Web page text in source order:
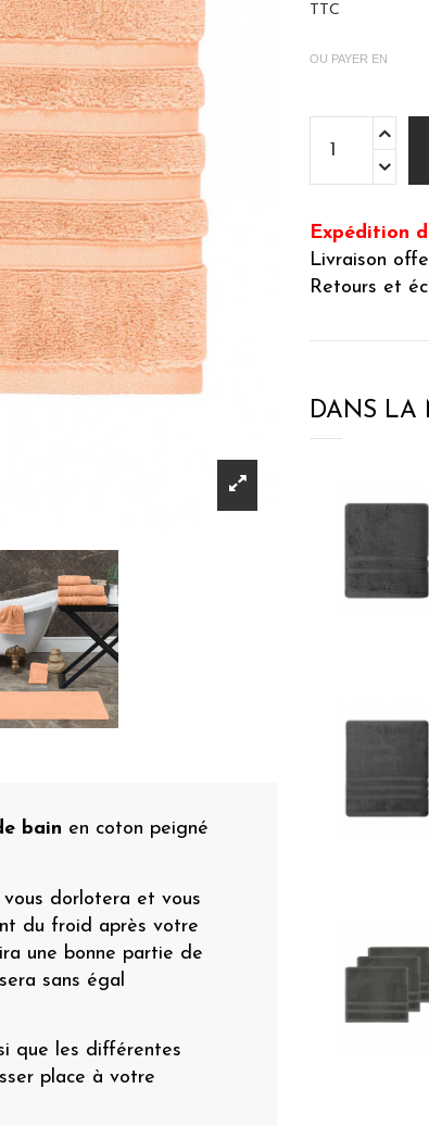
bain en coton peigné
vous dorlotera et vous
du froid après votre
une bonne partie de
sans égal
que les différentes
place à votre
TTC
OU PAYER EN
Expédition
Livraison
Retours et
DANS LA